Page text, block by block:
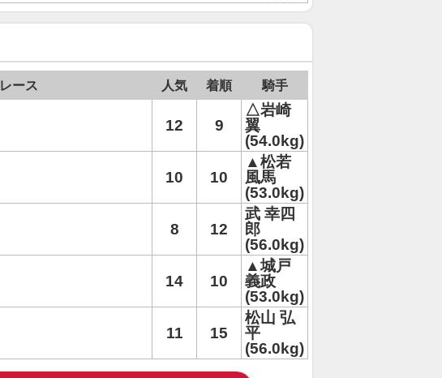
レース 人気 着順 騎手
12 9
△岩崎
翼
(54.0kg)
10 10
▲松若
風馬
(53.0kg)
8 12
武 幸四
郎
(56.0kg)
14 10
▲城戸
義政
(53.0kg)
11 15
松山 弘
平
(56.0kg)